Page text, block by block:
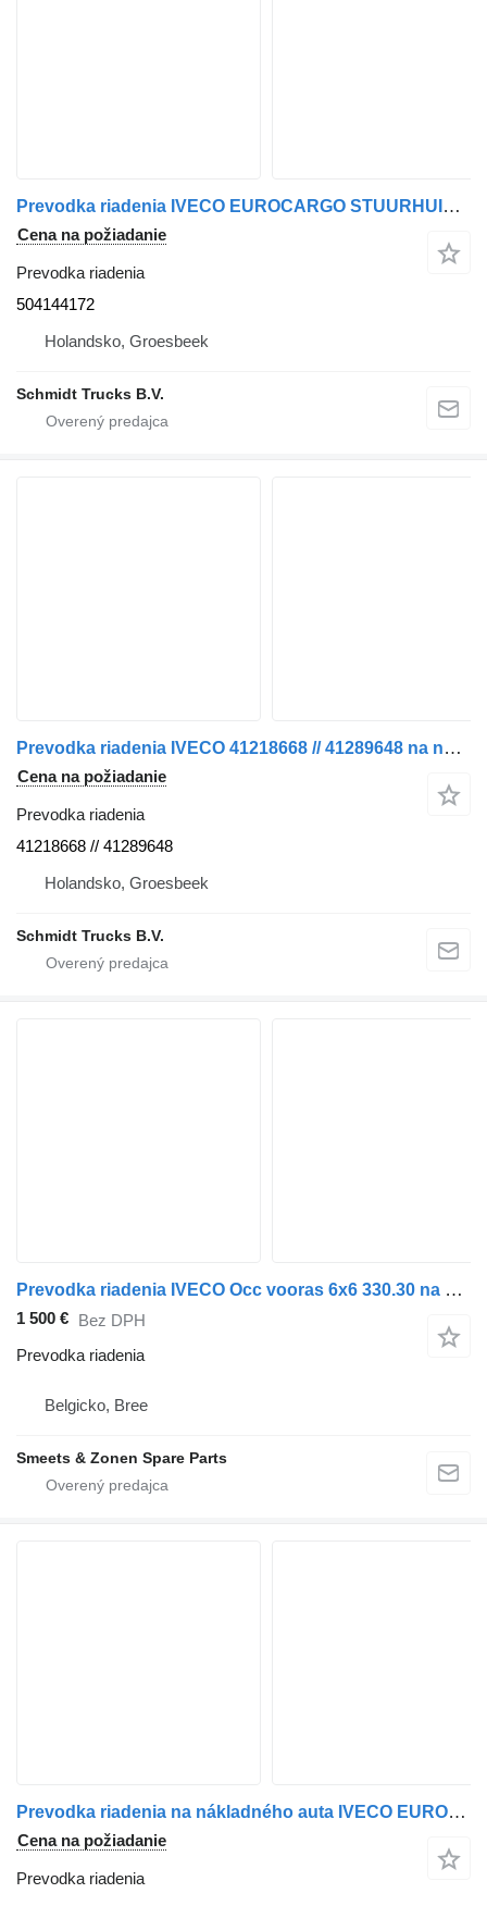
Prevodka riadenia IVECO EUROCARGO STUURHUIS EURO 5 504144172 na nákladného auta
Cena na požiadanie
Prevodka riadenia
504144172
Holandsko, Groesbeek
Schmidt Trucks B.V.
Prevodka riadenia IVECO 41218668 // 41289648 na nákladného auta
Cena na požiadanie
Prevodka riadenia
41218668 // 41289648
Holandsko, Groesbeek
Schmidt Trucks B.V.
Prevodka riadenia IVECO Occ vooras 6x6 330.30 na nákladného auta
1 500 € Bez DPH
Prevodka riadenia
Belgicko, Bree
Smeets & Zonen Spare Parts
Prevodka riadenia na nákladného auta IVECO EUROTRAKKER 8X4
Cena na požiadanie
Prevodka riadenia